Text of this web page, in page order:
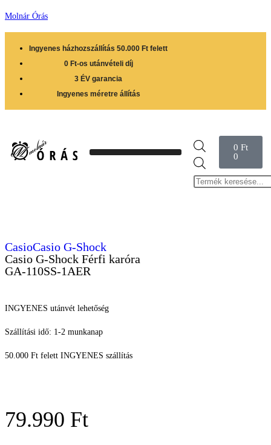
Molnár Órás
Ingyenes házhozszállítás 50.000 Ft felett
0 Ft-os utánvételi díj
3 ÉV garancia
Ingyenes méretre állítás
0Ft
0
CasioCasio G-Shock
Casio G-Shock Férfi karóra
GA-110SS-1AER
INGYENES utánvét lehetőség
Szállítási idő: 1-2 munkanap
50.000 Ft felett INGYENES szállítás
79.990 Ft